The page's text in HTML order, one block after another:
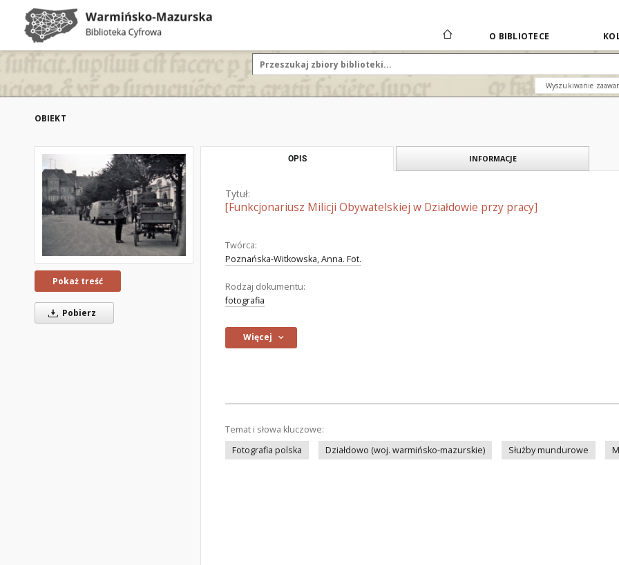
O BIBLIOTECE
Wyszukiwanie
OBIEKT
Pokaż treść
Pobierz
OPIS INFORMACJE
Tytuł:
[Funkcjonariusz Milicji Obywatelskiej w Działdowie przy pracy]
Twórca:
Poznańska-Witkowska, Anna. Fot.
Rodzaj dokumentu:
fotografia
Więcej
Temat i słowa kluczowe:
Fotografia polska
Działdowo (woj. warmińsko-mazurskie) Służby mundurowe